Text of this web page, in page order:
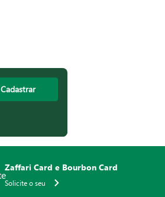
Cadastrar
Zaffari Card e Bourbon Card
Solicite o seu